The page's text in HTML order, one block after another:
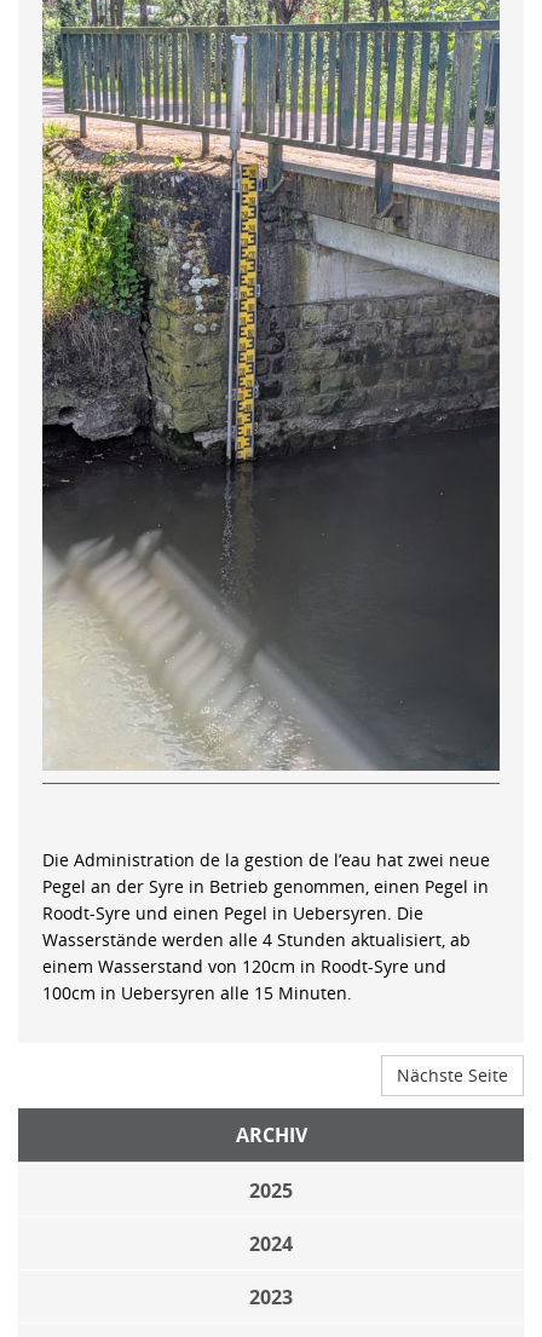
Die Administration de la gestion de l’eau hat zwei neue
Pegel an der Syre in Betrieb genommen, einen Pegel in
Roodt-Syre und einen Pegel in Uebersyren. Die
Wasserstände werden alle 4 Stunden aktualisiert, ab
einem Wasserstand von 120cm in Roodt-Syre und
100cm in Uebersyren alle 15 Minuten.
Nächste Seite
ARCHIV
2025
2024
2023